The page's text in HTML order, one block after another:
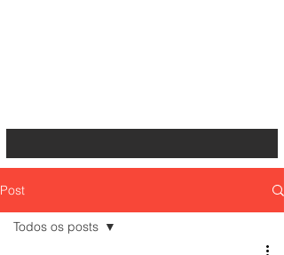
Post
Todos os posts